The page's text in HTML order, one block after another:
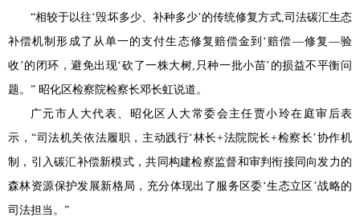
“相较于以往‘毁坏多少、补种多少’的传统修复方式,司法碳汇生态
补偿机制形成了从单一的支付生态修复赔偿金到‘赔偿—修复—验
收’的闭环，避免出现‘砍了一株大树,只种一批小苗’的损益不平衡问
题。” 昭化区检察院检察长邓长虹说道。
广元市人大代表、昭化区人大常委会主任贾小玲在庭审后表
示，“司法机关依法履职，主动践行‘林长+法院院长+检察长’协作机
制，引入碳汇补偿新模式，共同构建检察监督和审判衔接同向发力的
森林资源保护发展新格局，充分体现出了服务区委‘生态立区’战略的
司法担当。”